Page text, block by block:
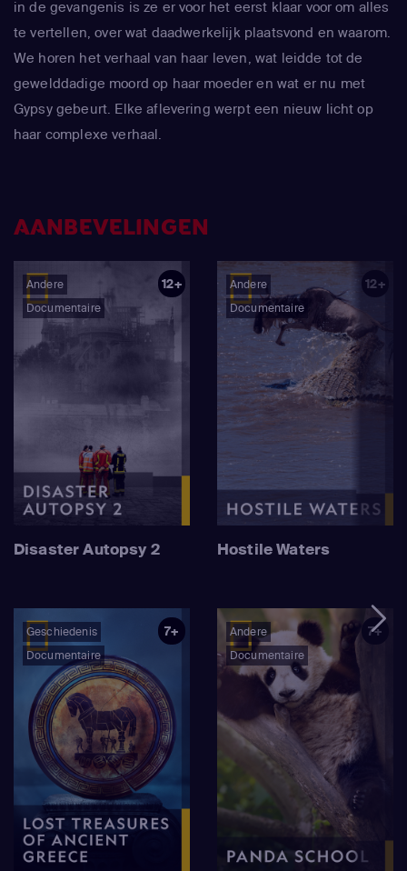
in de gevangenis is ze er voor het eerst klaar voor om alles
te vertellen, over wat daadwerkelijk plaatsvond en waarom.
We horen het verhaal van haar leven, wat leidde tot de
gewelddadige moord op haar moeder en wat er nu met
Gypsy gebeurt. Elke aflevering werpt een nieuw licht op
haar complexe verhaal.
AANBEVELINGEN
Andere
Documentaire
12+
Disaster Autopsy 2
Andere
Documentaire
12+
Hostile Waters
Geschiedenis
Documentaire
7+
Andere
Documentaire
7+